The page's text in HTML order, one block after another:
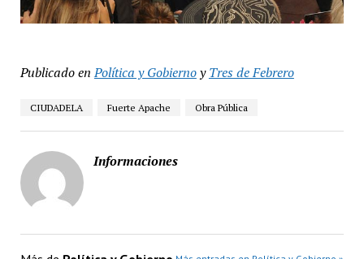
Publicado en Política y GobiernoyTres de Febrero
CIUDADELA Fuerte Apache Obra Pública
Informaciones